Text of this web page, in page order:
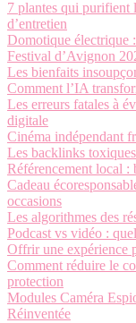
7 plantes qui purifient
d’entretien
Domotique électrique
Festival d’Avignon
Les bienfaits
Comment l’IA
Les erreurs fatales à
digitale
Cinéma indépendant
Les backlinks
Référencement local :
Cadeau
occasions
Les algorithmes des
Podcast vs vidéo :
Offrir une expérience
Comment réduire le
protection
Modules Caméra
Réinventée